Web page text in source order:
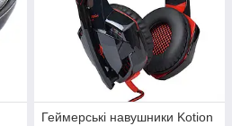
Геймерські навушники Kotion